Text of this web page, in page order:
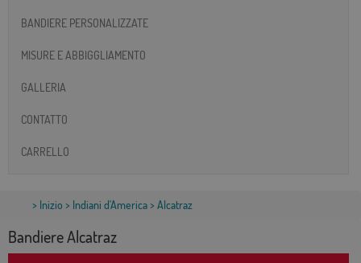
BANDIERE PERSONALIZZATE
MISURE E ABBIGGLIAMENTO
GALLERIA
CONTATTO
CARRELLO
> Inizio > Indiani d'America> Alcatraz
Bandiere Alcatraz